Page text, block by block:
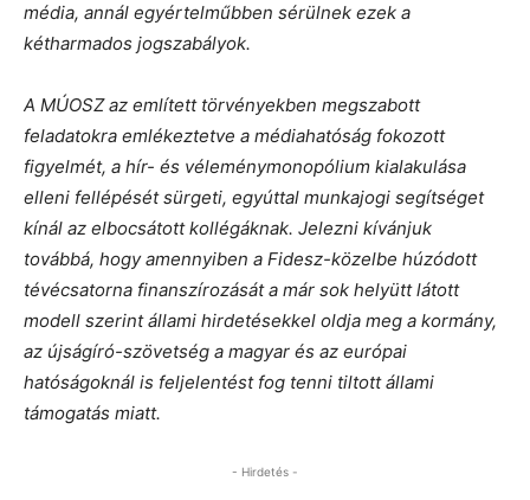
média, annál egyértelműbben sérülnek ezek a
kétharmados jogszabályok.
A MÚOSZ az említett törvényekben megszabott
feladatokra emlékeztetve a médiahatóság fokozott
figyelmét, a hír- és véleménymonopólium kialakulása
elleni fellépését sürgeti, egyúttal munkajogi segítséget
kínál az elbocsátott kollégáknak. Jelezni kívánjuk
továbbá, hogy amennyiben a Fidesz-közelbe húzódott
tévécsatorna finanszírozását a már sok helyütt látott
modell szerint állami hirdetésekkel oldja meg a kormány,
az újságíró-szövetség a magyar és az európai
hatóságoknál is feljelentést fog tenni tiltott állami
támogatás miatt.
- Hirdetés -